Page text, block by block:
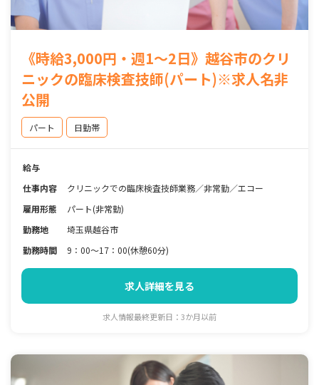
《時給3,000円・週1～2日》越谷市のクリ
ニックの臨床検査技師(パート)※求人名非
公開
パート 日勤帯
給与
仕事内容
クリニックでの臨床検査技師業務／非常勤／エコー
雇用形態
パート(非常勤)
勤務地
埼玉県越谷市
勤務時間
9：00～17：00(休憩60分)
求人詳細を見る
求人情報最終更新日：3か月以前